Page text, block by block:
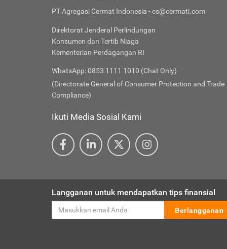
PT Agregasi Cermat Indonesia - cs@cermati.com
Direktorat Jenderal Perlindungan
Konsumen dan Tertib Niaga
Kementerian Perdagangan RI
WhatsApp: 0853 1111 1010 (Chat Only)
(Directorate General of Consumer Protection and Trade
Compliance)
Ikuti Media Sosial Kami
Langganan untuk mendapatkan tips finansial
Berlangganan